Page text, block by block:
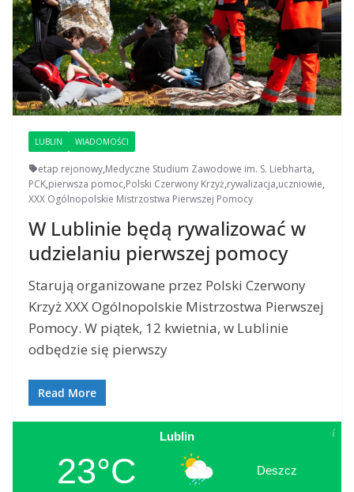
LUBLIN WIADOMOŚCI
etap rejonowy,Medyczne Studium Zawodowe im. S. Liebharta,
PCK,pierwsza pomoc,Polski Czerwony Krzyż,rywalizacja,uczniowie,
XXX Ogólnopolskie Mistrzostwa Pierwszej Pomocy
W Lublinie będą rywalizować w
udzielaniu pierwszej pomocy
Starują organizowane przez Polski Czerwony
Krzyż XXX Ogólnopolskie Mistrzostwa Pierwszej
Pomocy. W piątek, 12 kwietnia, w Lublinie
odbędzie się pierwszy
Read More
Lublin
23°C Deszcz